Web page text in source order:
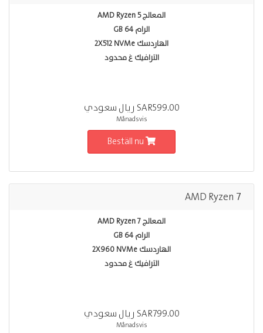
المعالج AMD Ryzen 5
الرام 64 GB
الهاردسك 2X512 NVMe
الترافيك غ محدود
SAR599.00 ريال سعودي
Månadsvis
AMD Ryzen 7
المعالج AMD Ryzen 7
الرام 64 GB
الهاردسك 2X960 NVMe
الترافيك غ محدود
SAR799.00 ريال سعودي
Månadsvis